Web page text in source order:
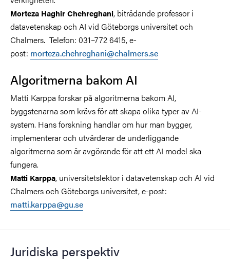
Morteza Haghir Chehreghani, biträdande professor i
datavetenskap och AI vid Göteborgs universitet och
Chalmers. Telefon: 031–772 6415, e-
post: morteza.chehreghani@chalmers.se
Algoritmerna bakom AI
Matti Karppa forskar på algoritmerna bakom AI,
byggstenarna som krävs för att skapa olika typer av AI-
system. Hans forskning handlar om hur man bygger,
implementerar och utvärderar de underliggande
algoritmerna som är avgörande för att ett AI model ska
fungera.
Matti Karppa, universitetslektor i datavetenskap och AI vid
Chalmers och Göteborgs universitet, e-post:
matti.karppa@gu.se
Juridiska perspektiv